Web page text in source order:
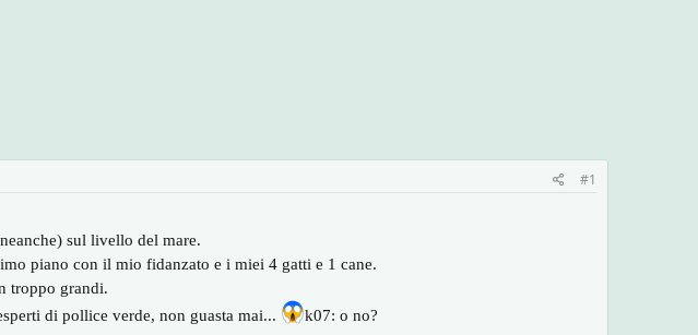
#1
sul livello del mare.
piano con il mio fidanzato e i miei 4 gatti e 1 cane.
troppo grandi.
di pollice verde, non guasta mai...
k07: o no?